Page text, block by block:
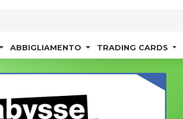
ABBIGLIAMENTO TRADING CARDS